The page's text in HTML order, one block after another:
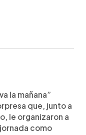
la mañana”
que, junto a
le organizaron a
como